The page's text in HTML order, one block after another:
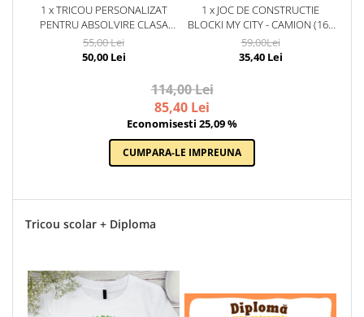
1 x TRICOU PERSONALIZAT
PENTRU ABSOLVIRE CLASA
ALBINTELOR CU TEXT SAU POZE
ABS1038
55,00 Lei
50,00 Lei
1 x JOC DE CONSTRUCTIE
BLOCKI MY CITY - CAMION (163
PIESE)
59,00Lei
35,40 Lei
114,00 Lei
85,40 Lei
Economisesti 25,09 %
CUMPARA-LE IMPREUNA
Tricou scolar + Diploma